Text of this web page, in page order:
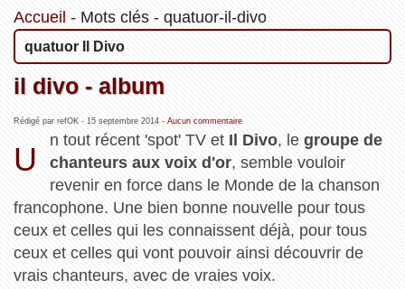
Accueil - Mots clés- quatuor-il-divo
quatuor Il Divo
il divo - album
Rédigé par refOK - 15 septembre 2014- Aucun commentaire
U
n tout récent 'spot' TV et Il Divo, legroupe de
chanteurs aux voix d'or, semble vouloir
revenir en force dans le Monde de la chanson
francophone. Une bien bonne nouvelle pour tous
ceux et celles qui les connaissent déjà, pour tous
ceux et celles qui vont pouvoir ainsi découvrir de
vrais chanteurs, avec de vraies voix.